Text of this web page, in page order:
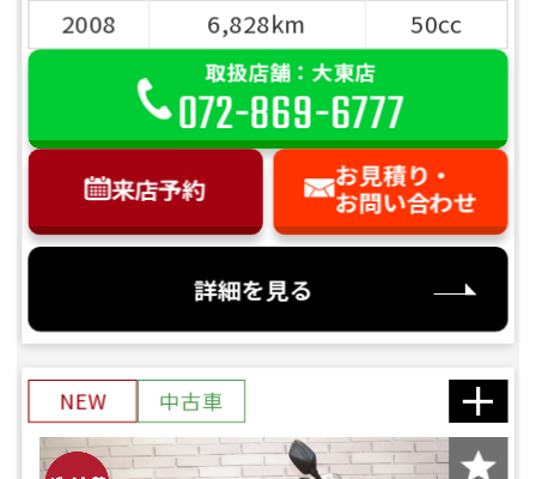
2008 6,828km 50cc
取扱店舗：大東店
072-869-6777
来店予約
お見積り・
お問い合わせ
詳細を見る
NEW 中古車